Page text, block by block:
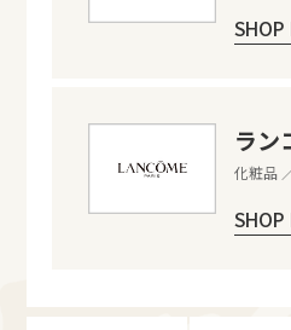
SHOP
ラン
化粧品
SHOP